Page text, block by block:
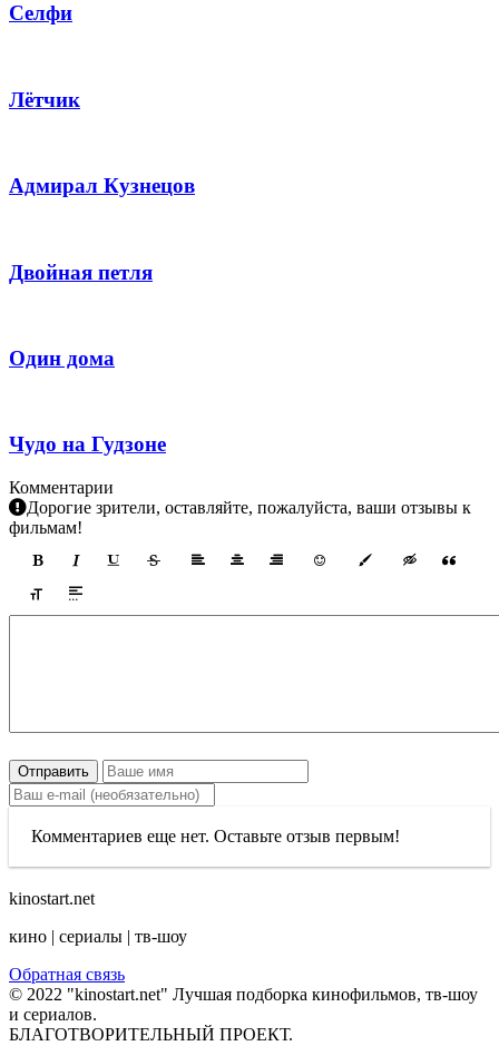
Селфи
Лётчик
Адмирал Кузнецов
Двойная петля
Один дома
Чудо на Гудзоне
Комментарии
Дорогие зрители, оставляйте, пожалуйста, ваши отзывы к
фильмам!
Отправить
Комментариев еще нет. Оставьте отзыв первым!
kinostart.net
кино | сериалы | тв-шоу
Обратная связь
© 2022 "kinostart.net" Лучшая подборка кинофильмов, тв-шоу
и сериалов.
БЛАГОТВОРИТЕЛЬНЫЙ ПРОЕКТ.